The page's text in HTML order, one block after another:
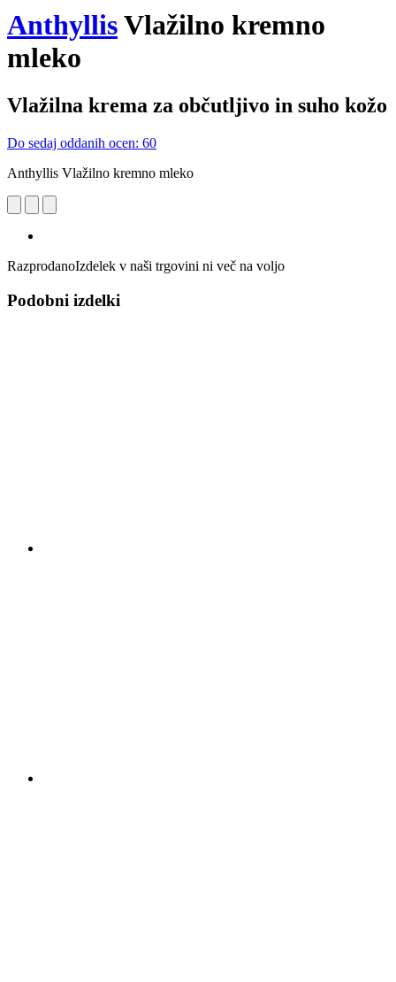
AnthyllisVlažilno kremno
mleko
Vlažilna krema za občutljivo in suho kožo
Do sedaj oddanih ocen: 60
Anthyllis Vlažilno kremno mleko
RazprodanoIzdelek v naši trgovini ni več na voljo
Podobni izdelki